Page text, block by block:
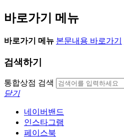
바로가기 메뉴
바로가기 메뉴 본문내용 바로가기
검색하기
통합상점 검색
닫기
네이버밴드
인스타그램
페이스북